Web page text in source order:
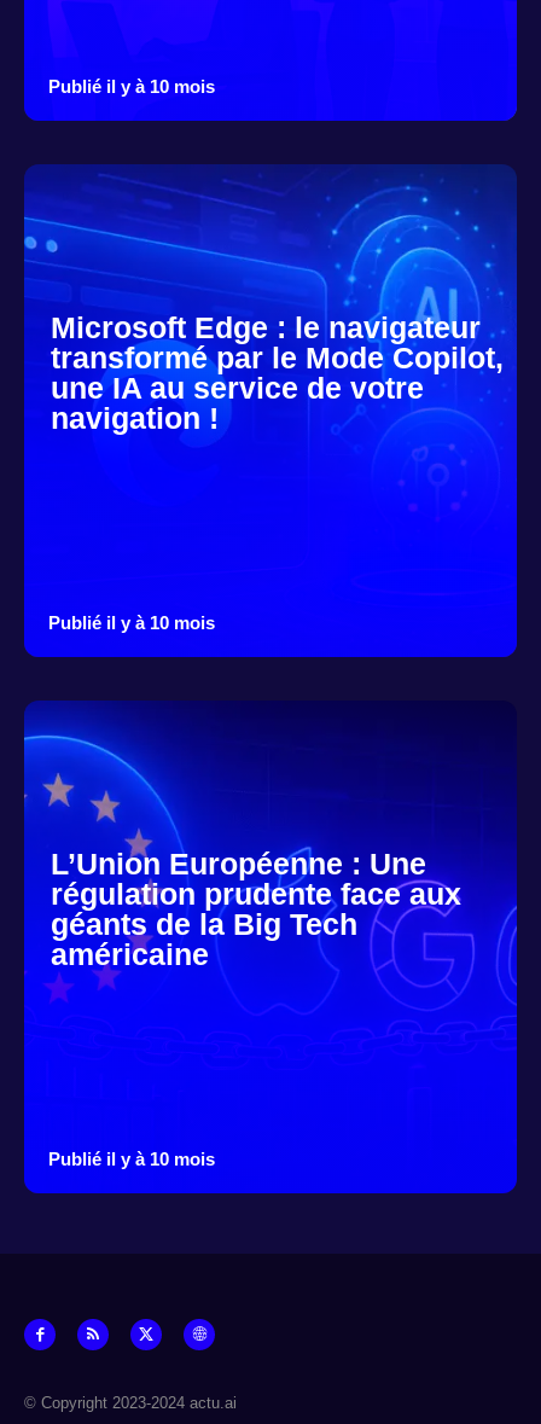
Publié il y à 10 mois
Microsoft Edge : le navigateur
transformé par le Mode Copilot,
une IA au service de votre
navigation !
Publié il y à 10 mois
L’Union Européenne : Une
régulation prudente face aux
géants de la Big Tech
américaine
Publié il y à 10 mois
© Copyright 2023-2024 actu.ai